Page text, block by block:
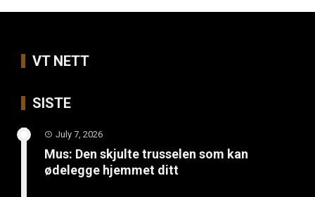
VT NETT
SISTE
July 7, 2026
Mus: Den skjulte trusselen som kan
ødelegge hjemmet ditt